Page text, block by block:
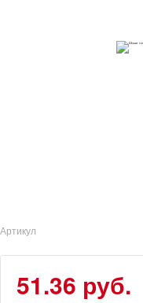
Артикул
51.36 руб.